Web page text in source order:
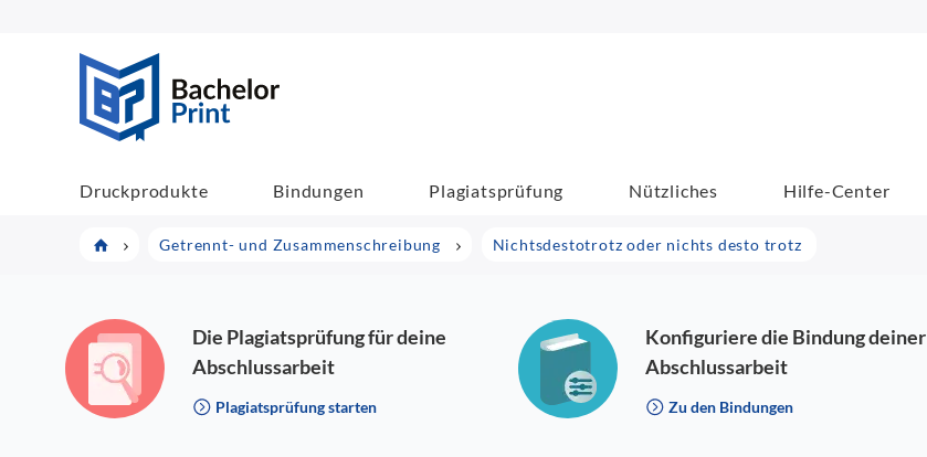
Druckprodukte Bindungen Plagiatsprüfung Nützliches Hilfe-Center
Getrennt- und Zusammenschreibung Nichtsdestotrotz oder nichts desto trotz
Die Plagiatsprüfung für deine
Abschlussarbeit
Plagiatsprüfung starten
Konfiguriere die Bindung deiner
Abschlussarbeit
Zu den Bindungen